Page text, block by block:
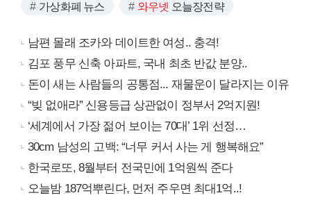
가상화폐 뉴스 와우넷 오늘장전략
남편 몰래 조카와 데이트한 여성.. 충격!
김포 풍무 신축 아파트, 국내 최초 반값 분양..
돈이 새는 사람들의 공통점... 재물운이 달라지는 이유
“빚 없애라” 신용등급 상관없이 정부서 2억지원!
‘세계에서 가장 젊어 보이는 70대’ 1위 선정…
30cm 남성의 고백: “너무 커서 사는 게 행복해요”
한국로또, 8월부터 전국민에 1억원씩 준다
오늘밤 187억뿌린다, 먼저 주우면 최대1억..!